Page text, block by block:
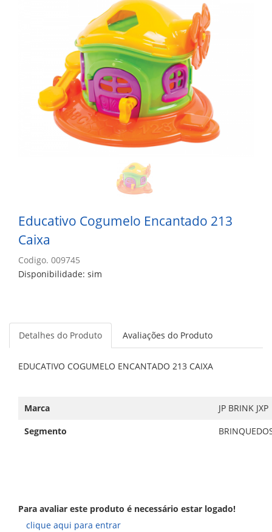
Educativo Cogumelo Encantado 213
Caixa
Codigo. 009745
Disponibilidade: sim
Detalhes do Produto Avaliações do Produto
EDUCATIVO COGUMELO ENCANTADO 213 CAIXA
Marca
JP BRINK JXP
Segmento
Para avaliar este produto é necessário estar logado!
clique aqui para entrar